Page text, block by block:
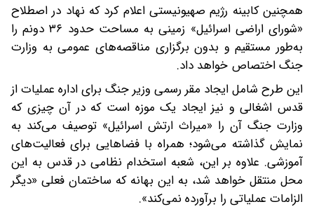
همچنین کابینه رژیم صهیونیستی اعلام کرد که نهاد در اصطلاح
«شورای اراضی اسرائیل» زمینی به مساحت حدود ۳۶ دونم را
به‌طور مستقیم و بدون برگزاری مناقصه‌های عمومی به وزارت
جنگ اختصاص خواهد داد.
این طرح شامل ایجاد مقر رسمی وزیر جنگ برای اداره عملیات از
قدس اشغالی و نیز ایجاد یک موزه است که در آن چیزی که
وزارت جنگ آن را «میراث ارتش اسرائیل» توصیف می‌کند به
نمایش گذاشته می‌شود؛ همراه با فضاهایی برای فعالیت‌های
آموزشی. علاوه بر این، شعبه استخدام نظامی در قدس به این
محل منتقل خواهد شد، به این بهانه که ساختمان فعلی «دیگر
الزامات عملیاتی را برآورده نمی‌کند».